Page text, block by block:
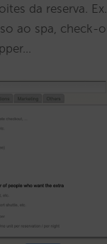
da reserva.
ao spa, check-